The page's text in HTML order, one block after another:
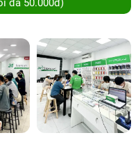
đa 50.000đ)